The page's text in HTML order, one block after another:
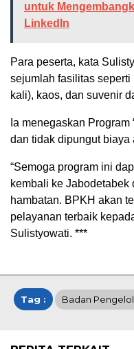
untuk
LinkedIn
Para peserta, kata
sejumlah fasilitas seperti
kali), kaos, dan suvenir
Ia menegaskan
dan tidak dipungut biaya
“Semoga program ini
kembali ke
hambatan. BPKH akan
pelayanan terbaik
Sulistyowati. ***
Tag : Badan